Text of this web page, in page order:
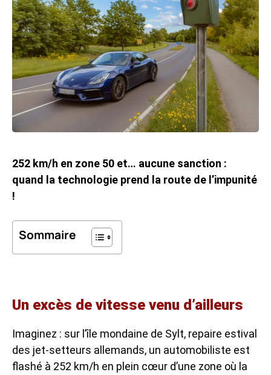
252 km/h en zone 50 et… aucune sanction :
quand la technologie prend la route de l’impunité
!
Sommaire
Un excès de vitesse venu d’ailleurs
Imaginez : sur l’île mondaine de Sylt, repaire estival
des jet-setteurs allemands, un automobiliste est
flashé à 252 km/h en plein cœur d’une zone où la